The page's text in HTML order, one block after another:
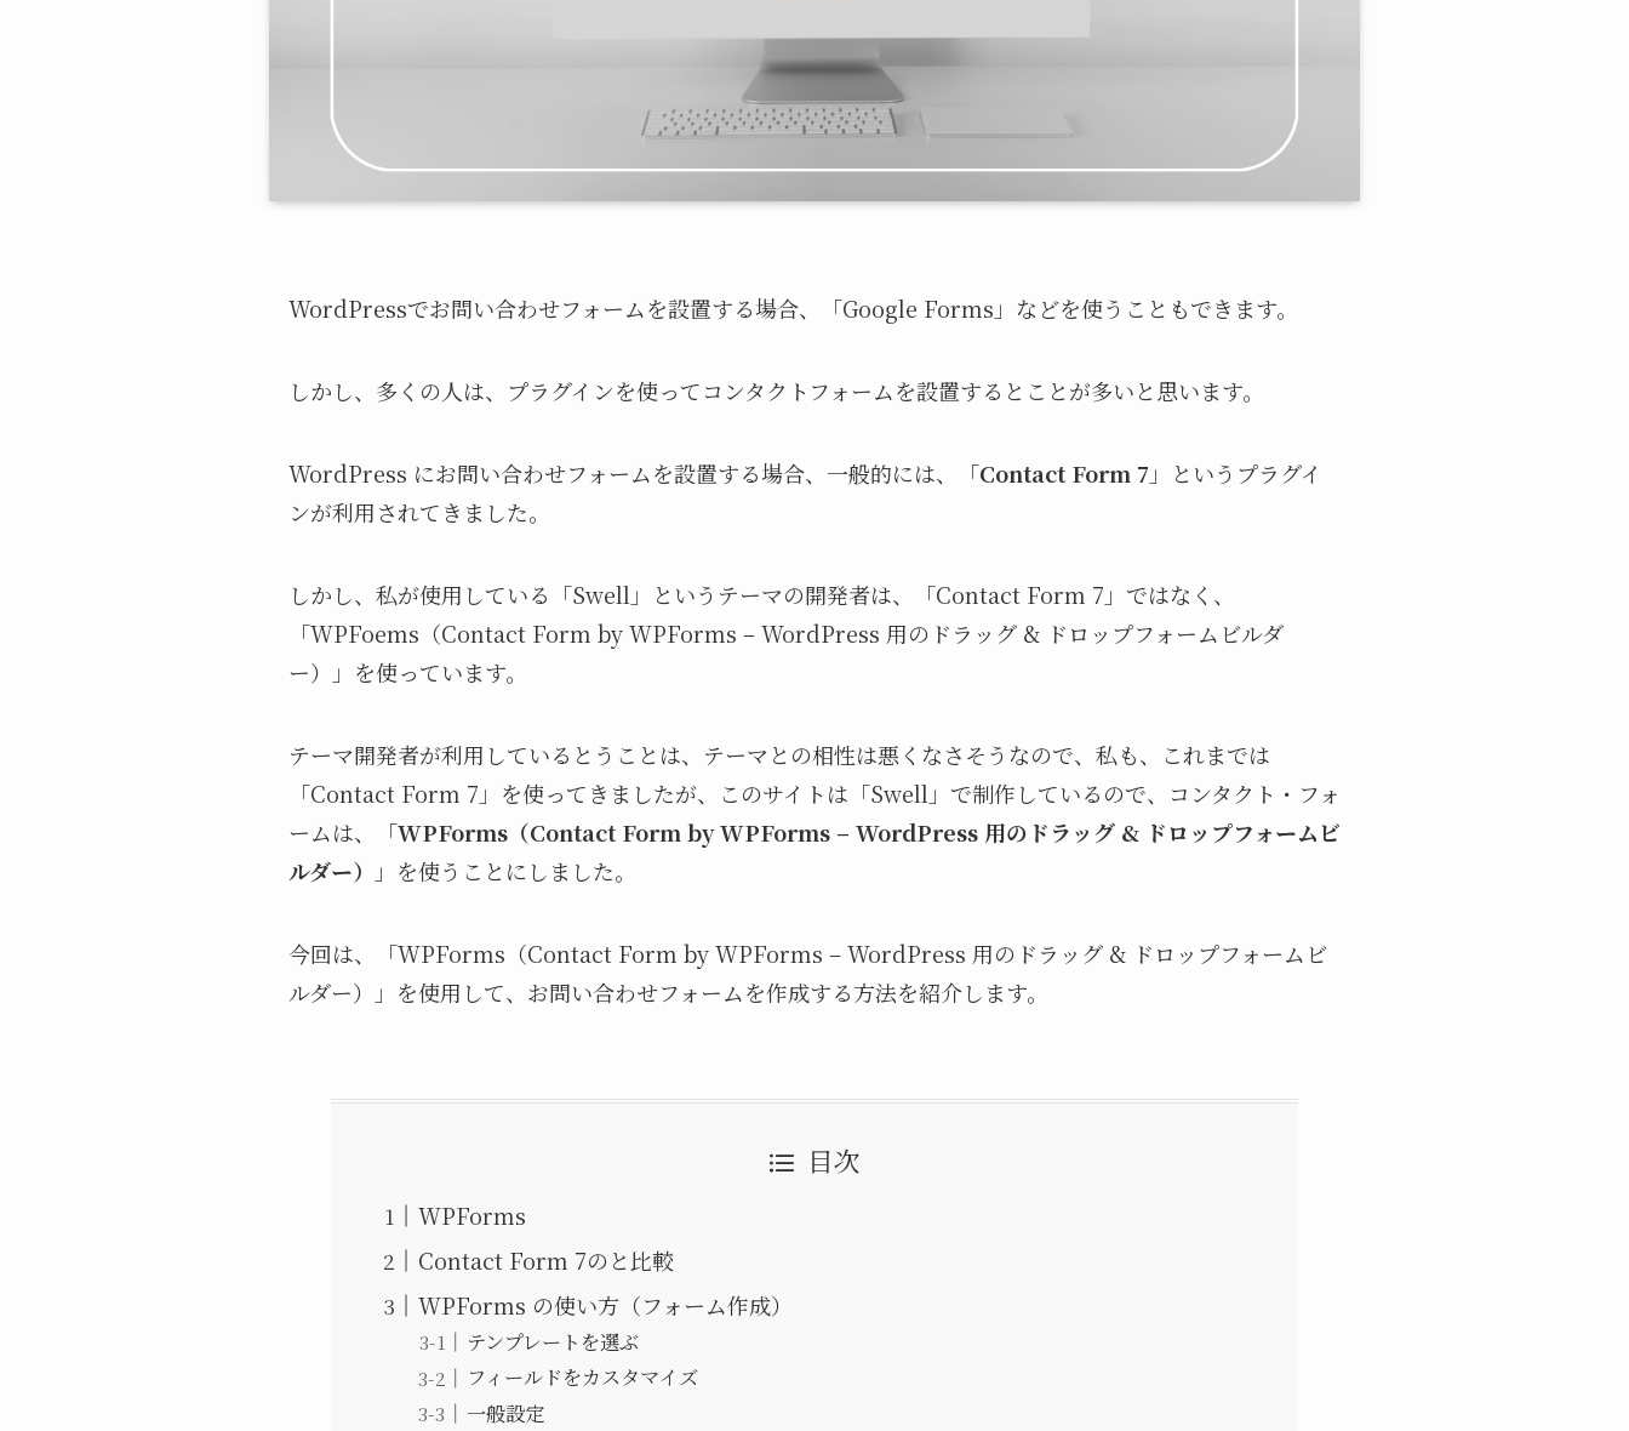
WordPressでお問い合わせフォームを設置する場合、「Google Forms」などを使うこともできます。
しかし、多くの人は、プラグインを使ってコンタクトフォームを設置するとことが多いと思います。
WordPress にお問い合わせフォームを設置する場合、一般的には、「Contact Form 7 」というプラグイ
ンが利用されてきました。
しかし、私が使用している「Swell」というテーマの開発者は、「Contact Form 7」ではなく、
「WPFoems（Contact Form by WPForms – WordPress 用のドラッグ & ドロップフォームビルダ
ー）」を使っています。
テーマ開発者が利用しているとうことは、テーマとの相性は悪くなさそうなので、私も、これまでは
「Contact Form 7」を使ってきましたが、このサイトは「Swell」で制作しているので、コンタクト・フォ
ームは、「WPForms（Contact Form by WPForms – WordPress 用のドラッグ & ドロップフォームビ
ルダー）
」を使うことにしました。
今回は、「WPForms（Contact Form by WPForms – WordPress 用のドラッグ & ドロップフォームビ
ルダー）」を使用して、お問い合わせフォームを作成する方法を紹介します。
目次
WPForms
Contact Form 7のと比較
WPForms の使い方（フォーム作成）
テンプレートを選ぶ
フィールドをカスタマイズ
一般設定